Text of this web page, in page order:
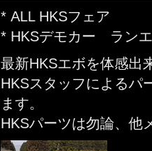
* ALL HKSフェア
* HKSデモカー ラン
最新HKSエボを体感出
HKSスタッフによるパ
ます。
HKSパーツは勿論、他